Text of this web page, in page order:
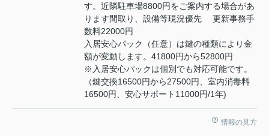
す。近隣駐車場8800円をご案内する場合があ
ります間取り、設備等現況優先 更新事務手
数料22000円
入居安心パック（任意）は鍵の種類により金
額が変動します。41800円から52800円
※入居安心パックは個別でも対応可能です。
（鍵交換16500円から27500円、室内消毒料
16500円、安心サポート11000円/1年)
情報の見方